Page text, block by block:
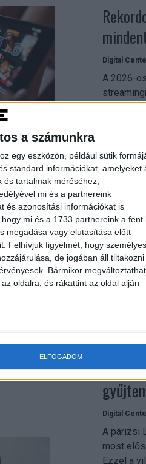
a számunkra
egy eszközön, például sütik
standard információkat, amelyeket
és tartalmak méréséhez,
mi és a partnereink
és azonosítási információkat is
mi és a 1733 partnereink a fent
megadása vagy elutasítása előtt
Felhívjuk figyelmét, hogy személyes
de jogában áll tiltakozni
Bármikor
oldalra, és rákattint az oldal alján
ELFOGADOM
Következő cikk
nyaralási
terveiről
Digital
A 2026-
– írja a
az
Digital Center
A
világos
üzleti
Digital
A párizsi
most
Ezzel a